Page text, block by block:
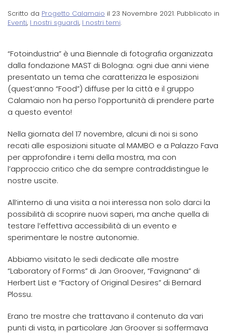
Scritto da Progetto Calamaio il 23 Novembre 2021. Pubblicato in
Eventi, I nostri sguardi, I nostri temi.
“Fotoindustria” è una Biennale di fotografia organizzata
dalla fondazione MAST di Bologna: ogni due anni viene
presentato un tema che caratterizza le esposizioni
(quest’anno “Food”) diffuse per la città e il gruppo
Calamaio non ha perso l’opportunità di prendere parte
a questo evento!
Nella giornata del 17 novembre, alcuni di noi si sono
recati alle esposizioni situate al MAMBO e a Palazzo Fava
per approfondire i temi della mostra, ma con
l’approccio critico che da sempre contraddistingue le
nostre uscite.
All’interno di una visita a noi interessa non solo darci la
possibilità di scoprire nuovi saperi, ma anche quella di
testare l’effettiva accessibilità di un evento e
sperimentare le nostre autonomie.
Abbiamo visitato le sedi dedicate alle mostre
“Laboratory of Forms” di Jan Groover, “Favignana” di
Herbert List e “Factory of Original Desires” di Bernard
Plossu.
Erano tre mostre che trattavano il contenuto da vari
punti di vista, in particolare Jan Groover si soffermava